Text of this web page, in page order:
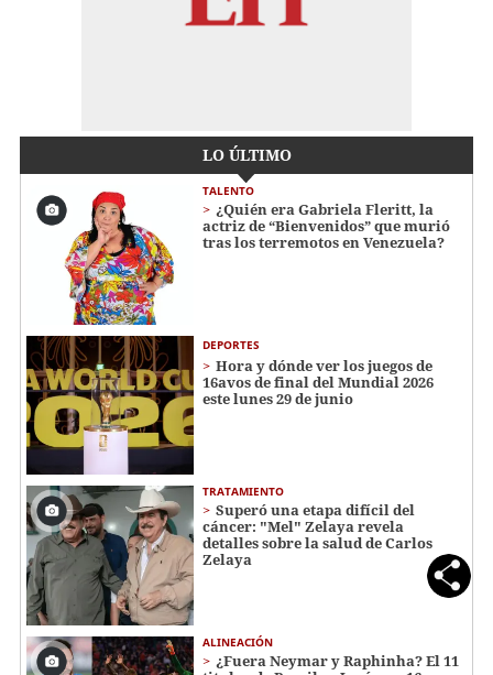
LO ÚLTIMO
TALENTO
¿Quién era Gabriela Fleritt, la
actriz de “Bienvenidos” que murió
tras los terremotos en Venezuela?
DEPORTES
Hora y dónde ver los juegos de
16avos de final del Mundial 2026
este lunes 29 de junio
TRATAMIENTO
Superó una etapa difícil del
cáncer: "Mel" Zelaya revela
detalles sobre la salud de Carlos
Zelaya
ALINEACIÓN
¿Fuera Neymar y Raphinha? El 11